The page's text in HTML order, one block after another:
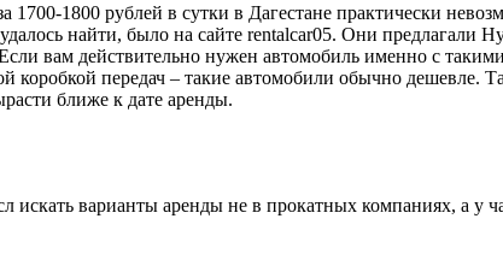
1800 рублей в сутки в Дагестане практически
найти, было на сайте rentalcar05. Они предлагали
вам действительно нужен автомобиль именно с
коробкой передач – такие автомобили обычно дешевле.
ближе к дате аренды.
искать варианты аренды не в прокатных компаниях, а